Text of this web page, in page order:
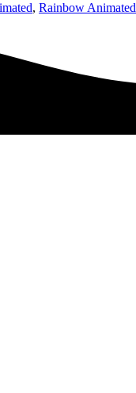
, Rainbow Animated